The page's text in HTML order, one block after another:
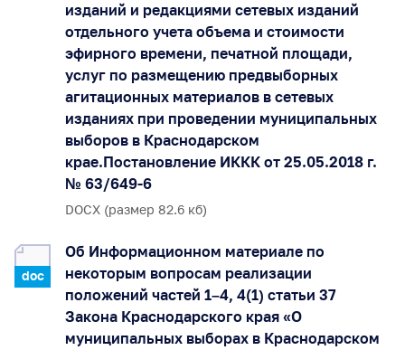
изданий и редакциями сетевых изданий
отдельного учета объема и стоимости
эфирного времени, печатной площади,
услуг по размещению предвыборных
агитационных материалов в сетевых
изданиях при проведении муниципальных
выборов в Краснодарском
крае.Постановление ИККК от 25.05.2018 г.
№ 63/649-6
DOCX (размер 82.6 кб)
doc
Об Информационном материале по
некоторым вопросам реализации
положений частей 1–4, 4(1) статьи 37
Закона Краснодарского края «О
муниципальных выборах в Краснодарском